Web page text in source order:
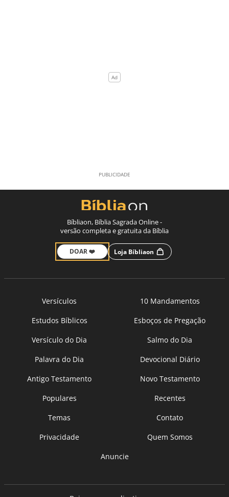
Bíbliaon, Bíblia Sagrada Online -
versão completa e gratuita da Bíblia
DOAR ❤️ Loja Bíbliaon
Versículos
10 Mandamentos
Estudos Bíblicos
Esboços de Pregação
Versículo do Dia
Salmo do Dia
Palavra do Dia
Devocional Diário
Antigo Testamento
Novo Testamento
Populares
Recentes
Temas
Contato
Privacidade
Quem Somos
Anuncie